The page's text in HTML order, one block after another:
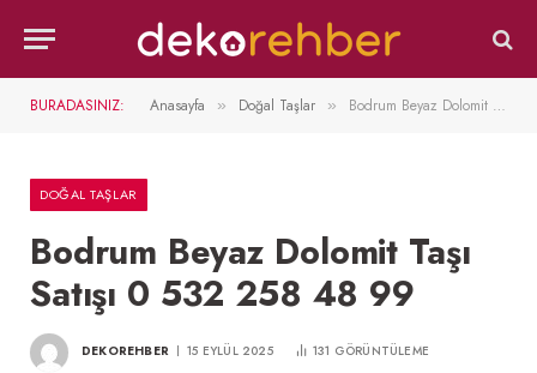
BURADASINIZ: Anasayfa » Doğal Taşlar » Bodrum Beyaz Dolomit Taşı Satışı 0 532 258 48 99
DOĞAL TAŞLAR
Bodrum Beyaz Dolomit Taşı
Satışı 0 532 258 48 99
DEKOREHBER 15 EYLÜL 2025 131 GÖRÜNTÜLEME